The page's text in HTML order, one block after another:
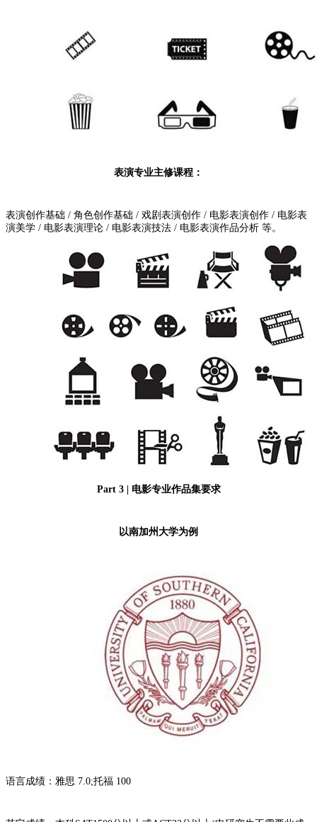
表演专业主修课程：
表演创作基础 / 角色创作基础 / 戏剧表演创作 / 电影表演创作 / 电影表
演美学 / 电影表演理论 / 电影表演技法 / 电影表演作品分析 等。
Part 3 | 电影专业作品集要求
以南加州大学为例
语言成绩：雅思 7.0;托福 100